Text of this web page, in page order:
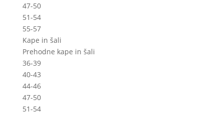
47-50
51-54
55-57
Kape in šali
Prehodne kape in šali
36-39
40-43
44-46
47-50
51-54